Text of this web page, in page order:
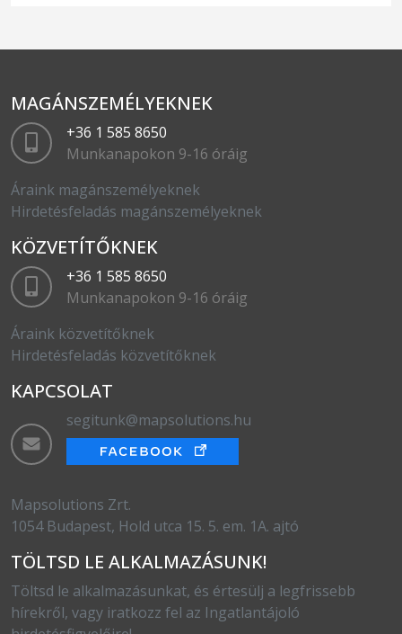
MAGÁNSZEMÉLYEKNEK
+36 1 585 8650
Munkanapokon 9-16 óráig
Áraink magánszemélyeknek
Hirdetésfeladás magánszemélyeknek
KÖZVETÍTŐKNEK
+36 1 585 8650
Munkanapokon 9-16 óráig
Áraink közvetítőknek
Hirdetésfeladás közvetítőknek
KAPCSOLAT
segitunk@mapsolutions.hu
Mapsolutions Zrt.
1054 Budapest, Hold utca 15. 5. em. 1A. ajtó
TÖLTSD LE ALKALMAZÁSUNK!
Töltsd le alkalmazásunkat, és értesülj a legfrissebb
hírekről, vagy iratkozz fel az Ingatlantájoló